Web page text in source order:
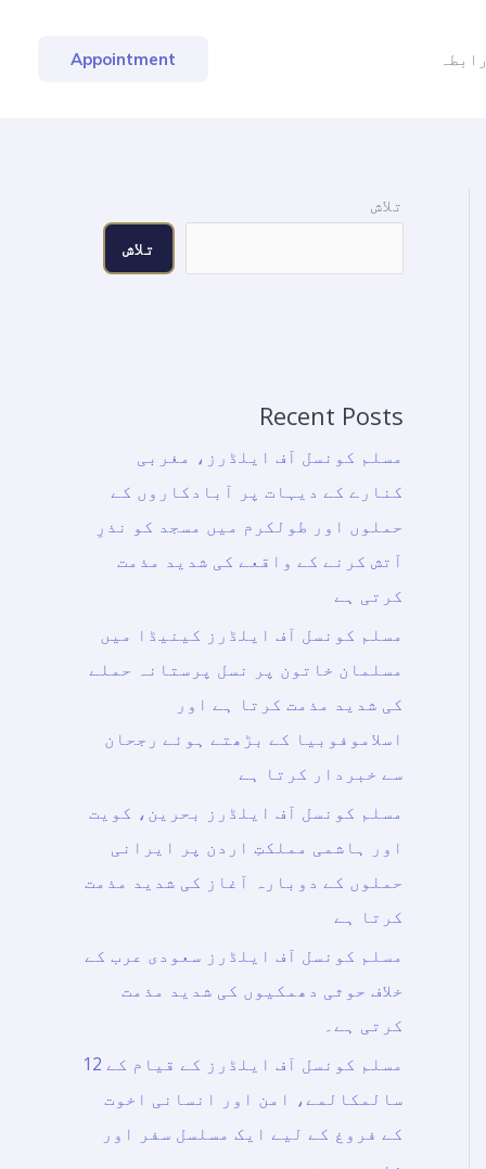
رابطہ Appointment
تلاش
تلاش
Recent Posts
مسلم کونسل آف ایلڈرز، مغربی
کنارے کے دیہات پر آبادکاروں کے
حملوں اور طولکرم میں مسجد کو نذرِ
آتش کرنے کے واقعے کی شدید مذمت
کرتی ہے
مسلم کونسل آف ایلڈرز کینیڈا میں
مسلمان خاتون پر نسل پرستانہ حملے
کی شدید مذمت کرتا ہے اور
اسلاموفوبیا کے بڑھتے ہوئے رجحان
سے خبردار کرتا ہے
مسلم کونسل آف ایلڈرز بحرین، کویت
اور ہاشمی مملکتِ اردن پر ایرانی
حملوں کے دوبارہ آغاز کی شدید مذمت
کرتا ہے
مسلم کونسل آف ایلڈرز سعودی عرب کے
خلاف حوثی دھمکیوں کی شدید مذمت
کرتی ہے۔
مسلم کونسل آف ایلڈرز کے قیام کے 12
سالمکالمے، امن اور انسانی اخوت
کے فروغ کے لیے ایک مسلسل سفر اور